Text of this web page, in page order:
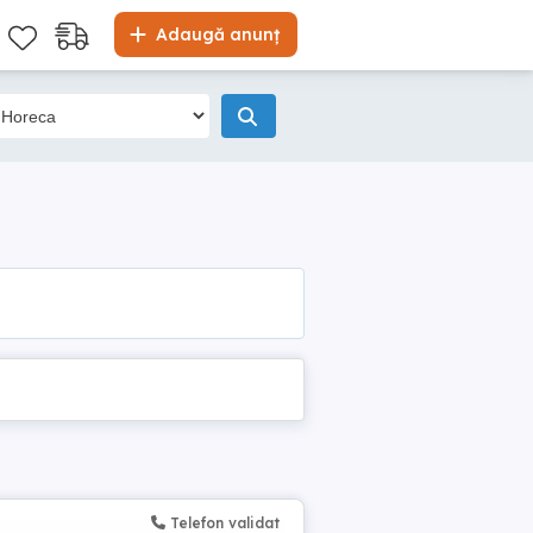
Adaugă anunț
Telefon validat